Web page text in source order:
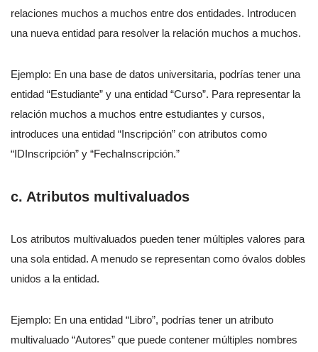
relaciones muchos a muchos entre dos entidades. Introducen
una nueva entidad para resolver la relación muchos a muchos.
Ejemplo: En una base de datos universitaria, podrías tener una
entidad “Estudiante” y una entidad “Curso”. Para representar la
relación muchos a muchos entre estudiantes y cursos,
introduces una entidad “Inscripción” con atributos como
“IDInscripción” y “FechaInscripción.”
c. Atributos multivaluados
Los atributos multivaluados pueden tener múltiples valores para
una sola entidad. A menudo se representan como óvalos dobles
unidos a la entidad.
Ejemplo: En una entidad “Libro”, podrías tener un atributo
multivaluado “Autores” que puede contener múltiples nombres